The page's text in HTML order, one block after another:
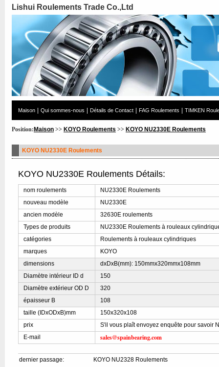
Lishui Roulements Trade Co.,Ltd
Maison Qui sommes-nous Détails de Contact FAG Roulements TIMKEN
Position: Maison >> KOYO Roulements >> KOYO NU2330E Roulements
KOYO NU2330E Roulements
KOYO NU2330E Roulements Détails:
nom roulements
NU2330E Roulements
nouveau modèle
NU2330E
ancien modèle
32630E roulements
Types de produits
NU2330E Roulements à rouleaux
catégories
Roulements à rouleaux cylindriques
marques
KOYO
dimensions
dxDxB(mm): 150mmx320mmx108mm
Diamètre intérieur ID d
150
Diamètre extérieur OD D
320
épaisseur B
108
taille (IDxODxB)mm
150x320x108
prix
S'il vous plaît envoyez enquête pour savoir
E-mail
sales@spainbearing.com
dernier passage:
KOYO NU2328 Roulements